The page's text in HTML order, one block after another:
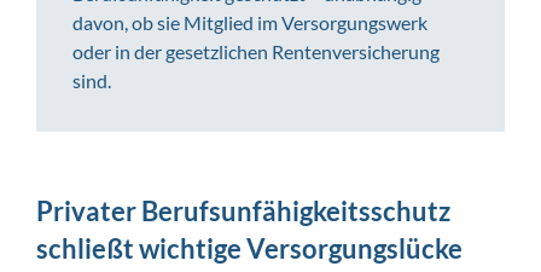
davon, ob sie Mitglied im Versorgungswerk
oder in der gesetzlichen Rentenversicherung
sind.
Privater Berufsunfähigkeitsschutz
schließt wichtige Versorgungslücke